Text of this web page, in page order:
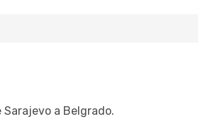
a Belgrado.